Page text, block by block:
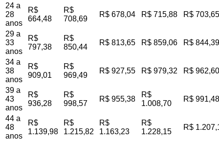
24 a
28
anos
R$
664,48
R$
708,69
R$ 678,04 R$ 715,88 R$ 703,65
29 a
33
anos
R$
797,38
R$
850,44
R$ 813,65 R$ 859,06 R$ 844,39
34 a
38
anos
R$
909,01
R$
969,49
R$ 927,55 R$ 979,32 R$ 962,60
39 a
43
anos
R$
936,28
R$
998,57
R$ 955,38
R$
1.008,70
R$ 991,48
44 a
48
anos
R$
1.139,98
R$
1.215,82
R$
1.163,23
R$
1.228,15
R$